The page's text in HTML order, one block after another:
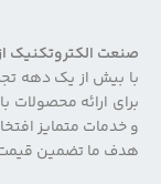
صنعت الکتروتکنیک
با بیش از یک دهه
برای ارائه محصولات
و خدمات متمایز
هدف ما تضمین قیمت